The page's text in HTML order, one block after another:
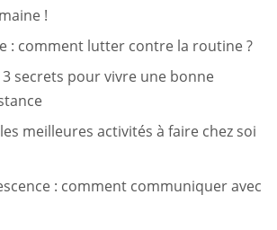
!
: comment lutter contre la routine ?
secrets pour vivre une bonne
meilleures activités à faire chez soi
: comment communiquer avec